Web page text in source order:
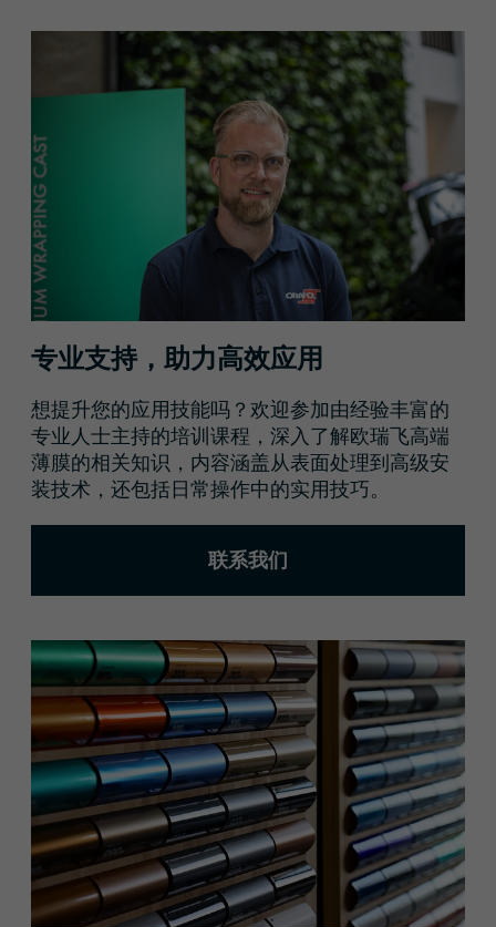
专业支持，助力高效应用
想提升您的应用技能吗？欢迎参加由经验丰富的
专业人士主持的培训课程，深入了解欧瑞飞高端
薄膜的相关知识，内容涵盖从表面处理到高级安
装技术，还包括日常操作中的实用技巧。
联系我们